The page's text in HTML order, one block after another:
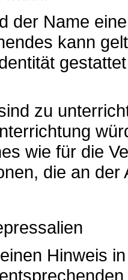
der Name
kann
zu
wie für die
die an
Hinweis